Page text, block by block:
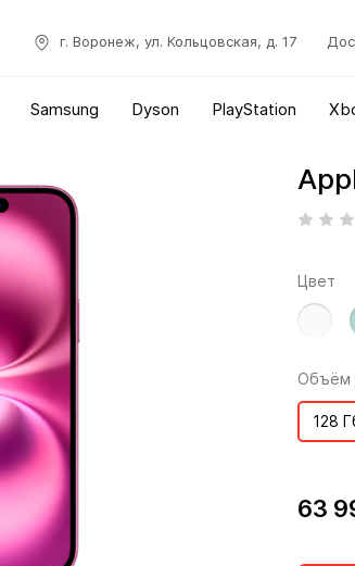
г. Воронеж, ул. Кольцовская, д. 17
Samsung Dyson PlayStation
Цвет
Объём
128
63